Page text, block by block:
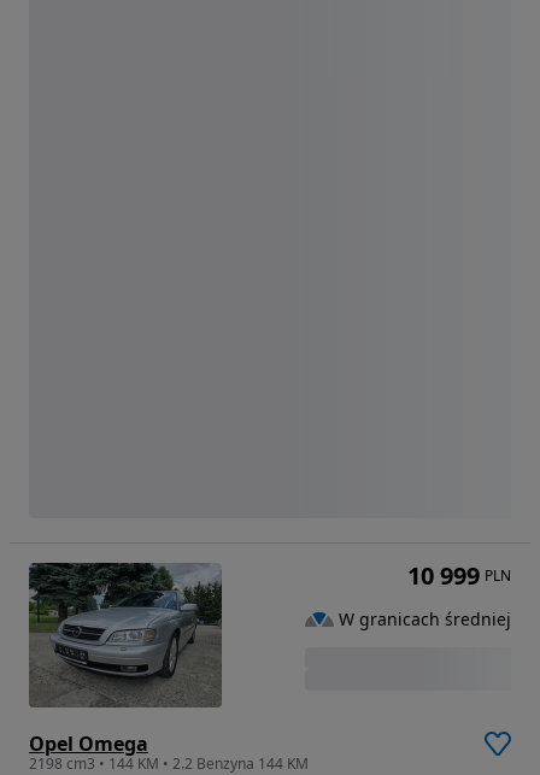
Opel Omega
2198 cm3 • 144 KM • 2.2 Benzyna 144 KM
10 999 PLN
W granicach średniej